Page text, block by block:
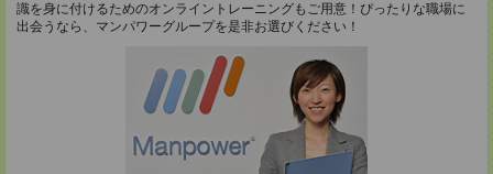
識を身に付けるためのオンライントレーニングもご用意！ぴったりな職場に
出会うなら、マンパワーグループを是非お選びください！